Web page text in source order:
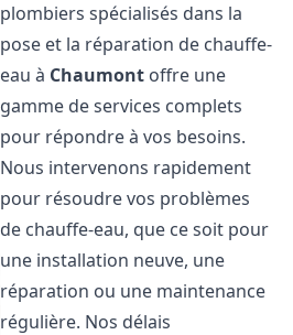
plombiers spécialisés dans la
pose et la réparation de chauffe-
eau à Chaumont offre une
gamme de services complets
pour répondre à vos besoins.
Nous intervenons rapidement
pour résoudre vos problèmes
de chauffe-eau, que ce soit pour
une installation neuve, une
réparation ou une maintenance
régulière. Nos délais